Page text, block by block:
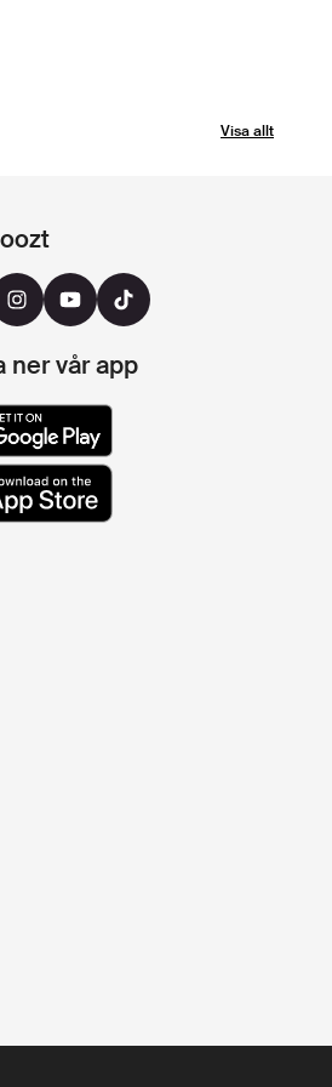
Visa allt
ner vår app